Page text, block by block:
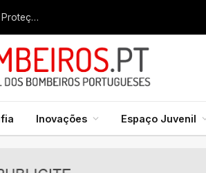
Liga dos Bombeiros quer fazer nascer licenciatura em Ciências de Proteção Civil e Bombeiros
Inovações Espaço Juvenil